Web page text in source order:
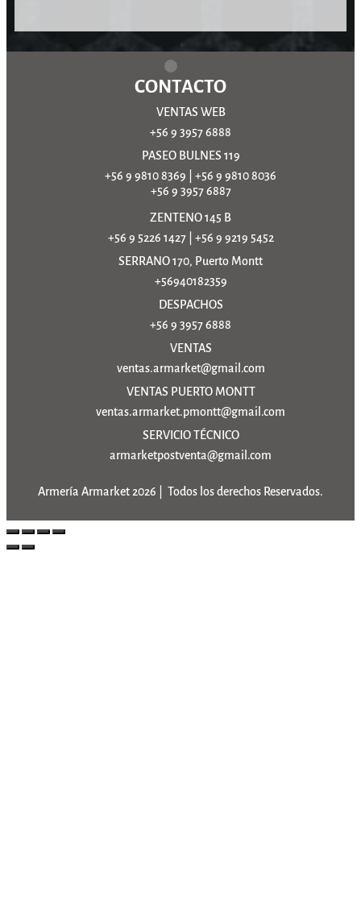
CONTACTO
VENTAS WEB
+56 9 3957 6888
PASEO BULNES 119
+56 9 9810 8369
+56 9 9810 8036
+56 9 3957 6887
ZENTENO 145 B
+56 9 5226 1427| +56 9 9219 5452
SERRANO 170, Puerto Montt
+56940182359
DESPACHOS
+56 9 3957 6888
VENTAS
ventas.armarket@gmail.com
VENTAS PUERTO MONTT
ventas.armarket.pmontt@gmail.com
SERVICIO TÉCNICO
armarketpostventa@gmail.com
Armería Armarket 2026 | Todos los derechos Reservados.